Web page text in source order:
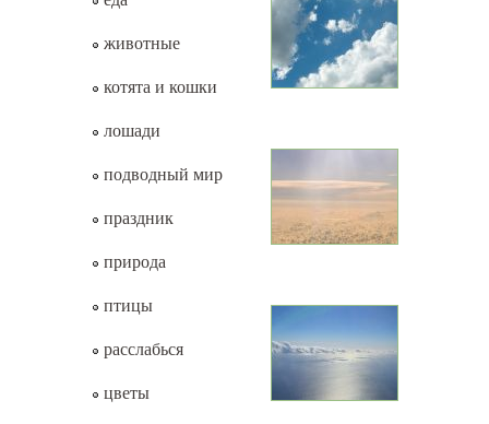
животные
котята и кошки
лошади
подводный мир
праздник
природа
птицы
расслабься
цветы